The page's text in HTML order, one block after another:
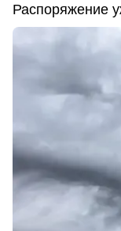
Распоряжение